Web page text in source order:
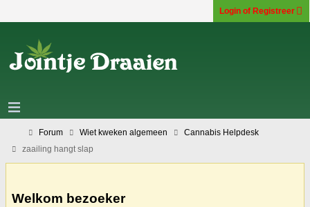
Login of Registreer
Forum Wiet kweken algemeen
Cannabis Helpdesk
zaailing hangt slap
Welkom bezoeker